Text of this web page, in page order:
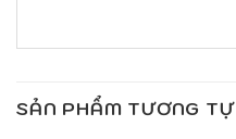
SẢN PHẨM TƯƠNG TỰ